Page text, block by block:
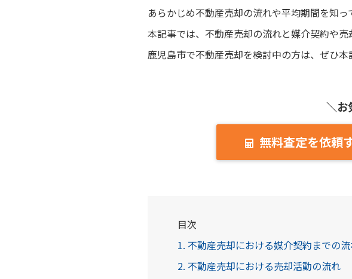
あらかじめ不動産売却の流れや平均期間を知っ
本記事では、不動産売却の流れと媒介契約や
鹿児島市で不動産売却を検討中の方は、ぜひ本
＼お
無料査定を依頼
目次
1. 不動産売却における媒介契約までの
2. 不動産売却における売却活動の流れ